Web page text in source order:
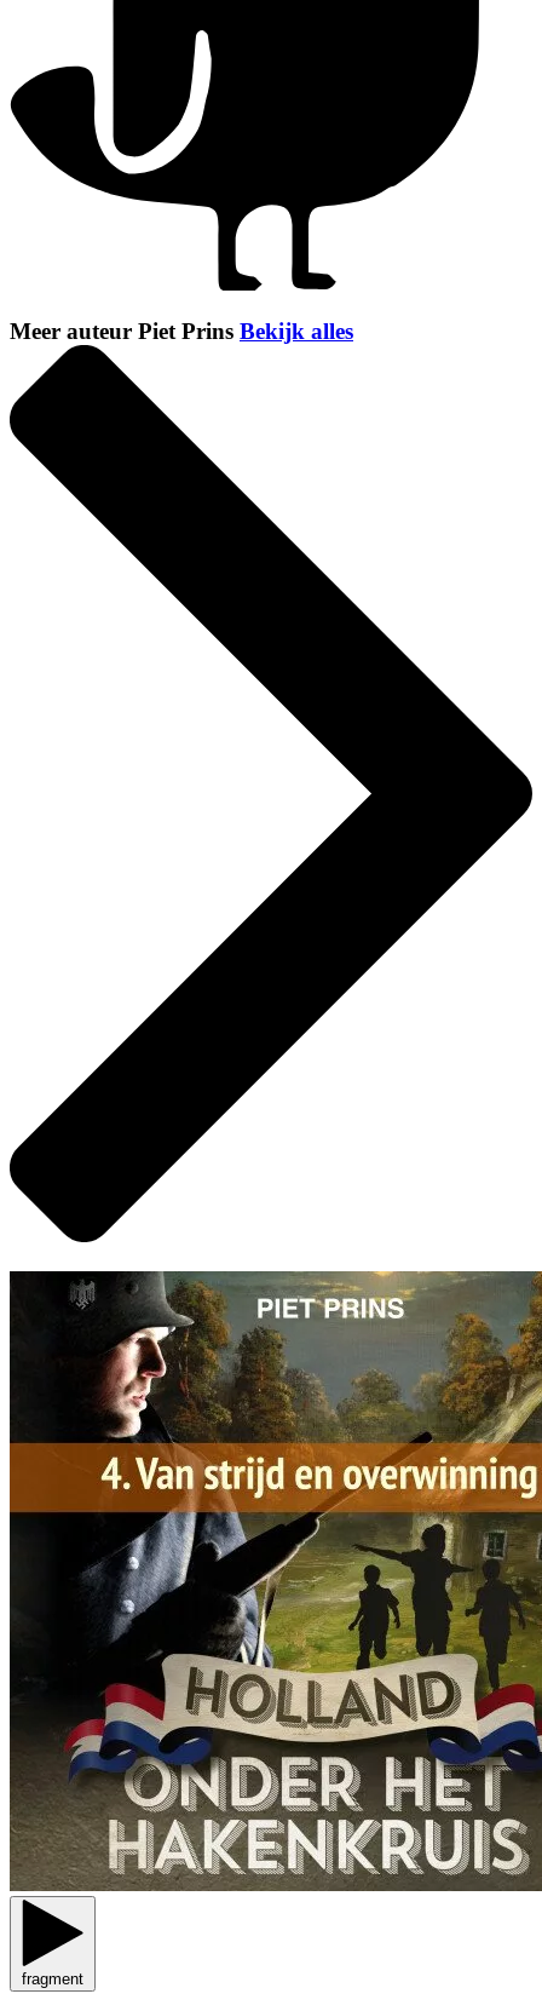
Meer auteur Piet Prins Bekijk alles
fragment